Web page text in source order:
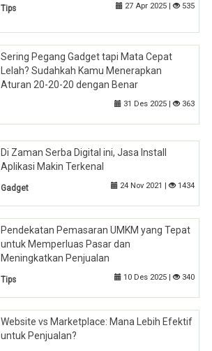
Tips 27 Apr 2025 | 535
Sering Pegang Gadget tapi Mata Cepat
Lelah? Sudahkah Kamu Menerapkan
Aturan 20-20-20 dengan Benar
31 Des 2025 | 363
Di Zaman Serba Digital ini, Jasa Install
Aplikasi Makin Terkenal
Gadget 24 Nov 2021 | 1434
Pendekatan Pemasaran UMKM yang Tepat
untuk Memperluas Pasar dan
Meningkatkan Penjualan
Tips 10 Des 2025 | 340
Website vs Marketplace: Mana Lebih Efektif
untuk Penjualan?